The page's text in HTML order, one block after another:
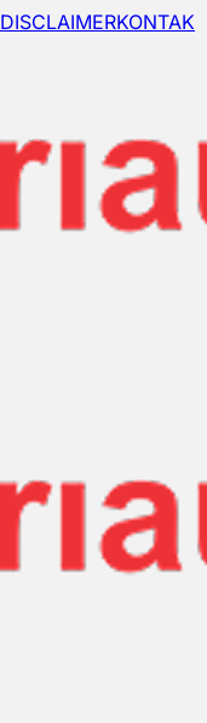
DISCLAIMERKONTAK